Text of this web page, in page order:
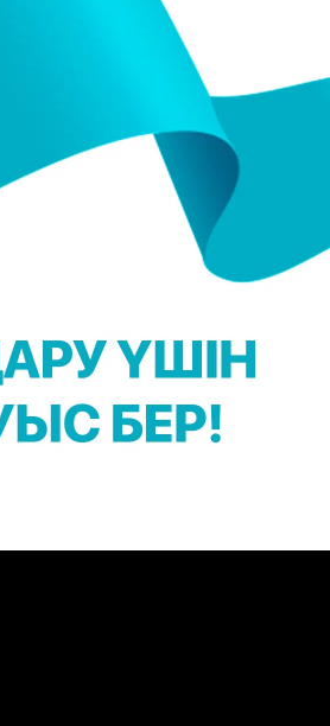
қатысты. Еліне
атсалысып жатырмыз", -
қыздар өсіп келеді. Қасым
құру.